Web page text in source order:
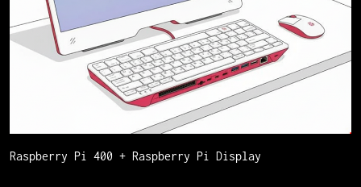
Raspberry Pi 400 + Raspberry Pi Display